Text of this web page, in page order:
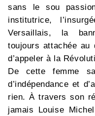
sans le sou
institutrice,
Versaillais, la
toujours attachée au
d’appeler à la
De cette femme
d’indépendance et
rien. À travers son
jamais Louise